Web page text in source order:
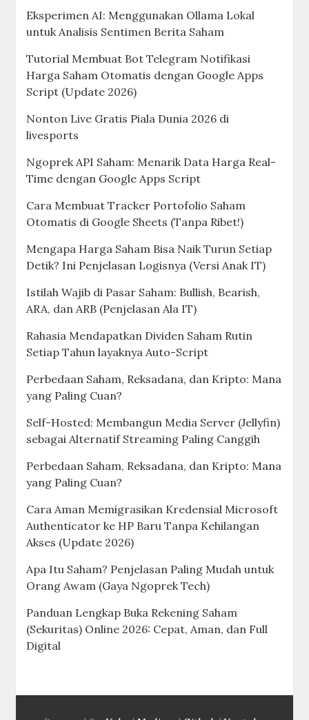
Eksperimen AI: Menggunakan Ollama Lokal
untuk Analisis Sentimen Berita Saham
Tutorial Membuat Bot Telegram Notifikasi
Harga Saham Otomatis dengan Google Apps
Script (Update 2026)
Nonton Live Gratis Piala Dunia 2026 di
livesports
Ngoprek API Saham: Menarik Data Harga Real-
Time dengan Google Apps Script
Cara Membuat Tracker Portofolio Saham
Otomatis di Google Sheets (Tanpa Ribet!)
Mengapa Harga Saham Bisa Naik Turun Setiap
Detik? Ini Penjelasan Logisnya (Versi Anak IT)
Istilah Wajib di Pasar Saham: Bullish, Bearish,
ARA, dan ARB (Penjelasan Ala IT)
Rahasia Mendapatkan Dividen Saham Rutin
Setiap Tahun layaknya Auto-Script
Perbedaan Saham, Reksadana, dan Kripto: Mana
yang Paling Cuan?
Self-Hosted: Membangun Media Server (Jellyfin)
sebagai Alternatif Streaming Paling Canggih
Perbedaan Saham, Reksadana, dan Kripto: Mana
yang Paling Cuan?
Cara Aman Memigrasikan Kredensial Microsoft
Authenticator ke HP Baru Tanpa Kehilangan
Akses (Update 2026)
Apa Itu Saham? Penjelasan Paling Mudah untuk
Orang Awam (Gaya Ngoprek Tech)
Panduan Lengkap Buka Rekening Saham
(Sekuritas) Online 2026: Cepat, Aman, dan Full
Digital